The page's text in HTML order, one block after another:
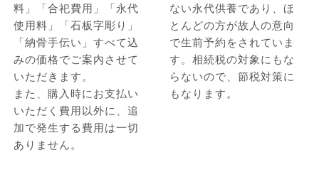
料」「合祀費用」「永代
使用料」「石板字彫り」
「納骨手伝い」すべて込
みの価格でご案内させて
いただきます。
また、購入時にお支払い
いただく費用以外に、追
加で発生する費用は一切
ありません。
ない永代供養であり、ほ
とんどの方が故人の意向
で生前予約をされていま
す。相続税の対象にもな
らないので、節税対策に
もなります。